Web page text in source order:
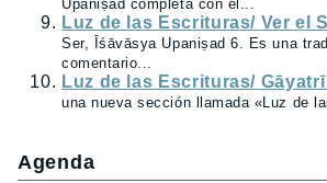
Upaniṣad completa con el...
Luz de las Escrituras/ Ver el
Ser, Īśāvāsya Upaniṣad 6. Es una
comentario...
Luz de las Escrituras/
una nueva sección llamada «Luz de
Agenda